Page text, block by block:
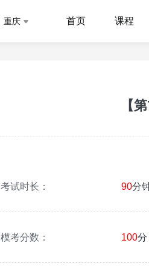
重庆 首页 课程
【
考试时长： 90分
模考分数： 100分